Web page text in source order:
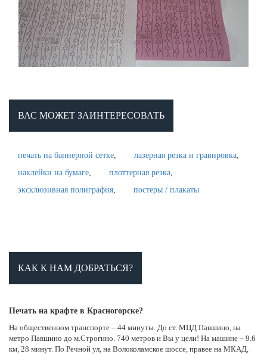
ВАС МОЖЕТ ЗАИНТЕРЕСОВАТЬ
печать на баннерной сетке
лазерная резка и гравировка
наклейки на бумаге
плоттерная резка
эксклюзивная полиграфия
постеры / плакаты
КАК К НАМ ДОБРАТЬСЯ?
Печать на крафте в Красногорске?
На общественном транспорте – 44 минуты. До ст. МЦД Павшино, на
метро Павшино до м.Строгино. 740 метров и Вы у цели! На машине – 9.6
км, 28 минут. По Речной ул, на Волоколамское шоссе, правее на МКАД,